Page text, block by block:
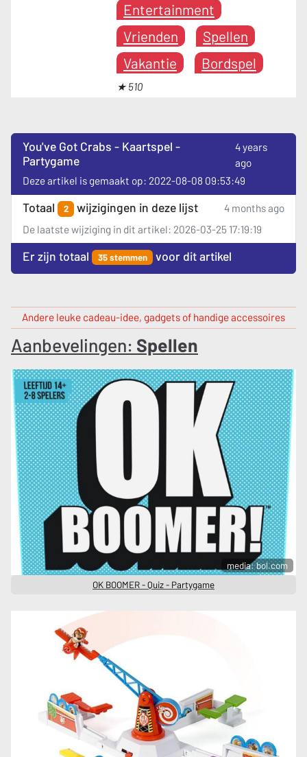
Entertainment
Vrienden
Spellen
Vakantie
Bordspel
★ 510
You've Got Crabs - Kaartspel -
Partygame
4 years
ago
Deze artikel is gemaakt op: 2022-08-08 09:53:49
Totaal 2 wijzigingen in deze lijst
4 months ago
De laatste wijziging in dit artikel: 2026-03-25 17:19:19
Er zijn totaal 35 stemmen voor dit artikel
Andere leuke cadeau-idee, gadgets of handige accessoires
Aanbevelingen: Spellen
media: bol.com
OK BOOMER - Quiz - Partygame